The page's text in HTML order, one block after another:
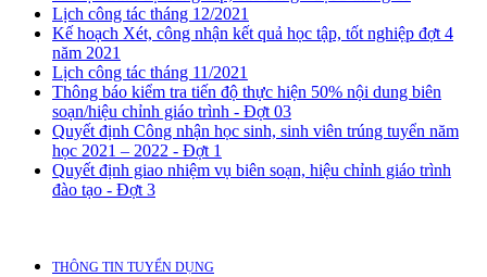
Lịch công tác tháng 12/2021
Kế hoạch Xét, công nhận kết quả học tập, tốt nghiệp đợt 4
năm 2021
Lịch công tác tháng 11/2021
Thông báo kiểm tra tiến độ thực hiện 50% nội dung biên
soạn/hiệu chỉnh giáo trình - Đợt 03
Quyết định Công nhận học sinh, sinh viên trúng tuyển năm
học 2021 – 2022 - Đợt 1
Quyết định giao nhiệm vụ biên soạn, hiệu chỉnh giáo trình
đào tạo - Đợt 3
THÔNG TIN TUYỂN DỤNG